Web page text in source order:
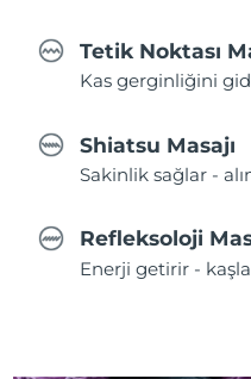
Tetik Noktası
Kas gerginliğini
Shiatsu Masajı
Sakinlik sağlar -
Refleksoloji
Enerji getirir -